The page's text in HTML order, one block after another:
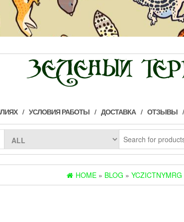
УСЛОВИЯ РАБОТЫ ДОСТАВКА ОТЗЫВЫ
HOME » BLOG » YCZICTNYMRG